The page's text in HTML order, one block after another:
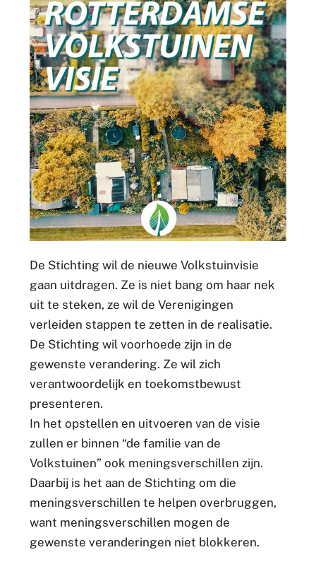
De Stichting wil de nieuwe Volkstuinvisie
gaan uitdragen. Ze is niet bang om haar nek
uit te steken, ze wil de Verenigingen
verleiden stappen te zetten in de realisatie.
De Stichting wil voorhoede zijn in de
gewenste verandering. Ze wil zich
verantwoordelijk en toekomstbewust
presenteren.
In het opstellen en uitvoeren van de visie
zullen er binnen “de familie van de
Volkstuinen” ook meningsverschillen zijn.
Daarbij is het aan de Stichting om die
meningsverschillen te helpen overbruggen,
want meningsverschillen mogen de
gewenste veranderingen niet blokkeren.